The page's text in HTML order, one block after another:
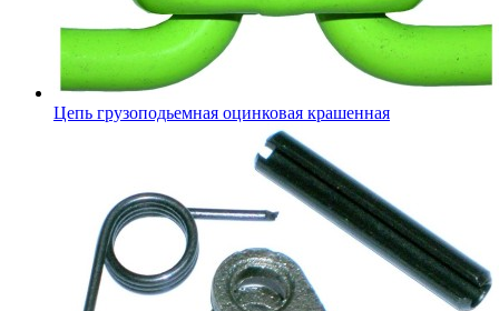
Цепь грузоподьемная оцинковая крашенная